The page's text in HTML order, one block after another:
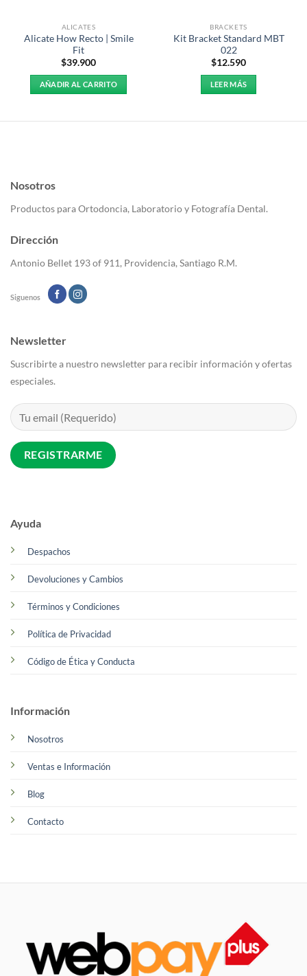
ALICATES
Alicate How Recto | Smile
Fit
$39.900
AÑADIR AL CARRITO
BRACKETS
Kit Bracket Standard MBT
022
$12.590
LEER MÁS
Nosotros
Productos para Ortodoncia, Laboratorio y Fotografía Dental.
Dirección
Antonio Bellet 193 of 911, Providencia, Santiago R.M.
Siguenos
Ayuda
Despachos
Devoluciones y Cambios
Términos y Condiciones
Política de Privacidad
Código de Ética y Conducta
Información
Nosotros
Ventas e Información
Blog
Contacto
Newsletter
Suscribirte a nuestro newsletter para recibir información y ofertas
especiales.